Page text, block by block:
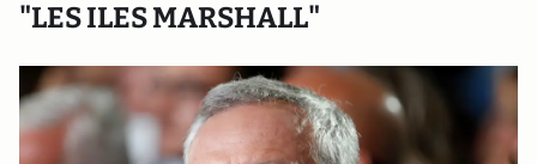
"LES ILES MARSHALL"